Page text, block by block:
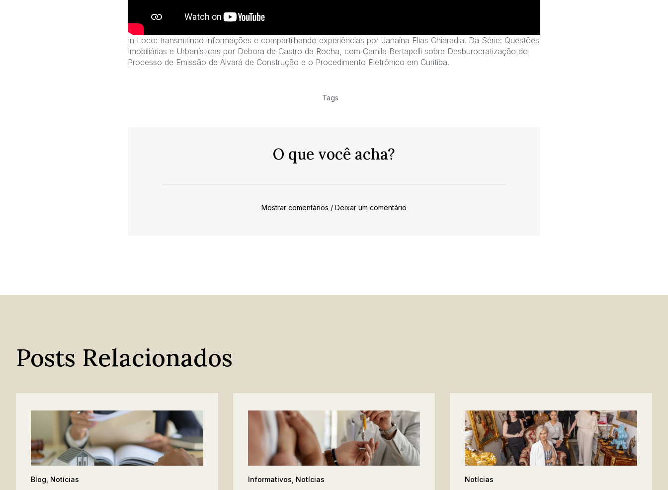
In Loco: transmitindo informações e compartilhando experiências por Janaína Elias Chiaradia. Da Série: Questões
Imobiliárias e Urbanísticas por Debora de Castro da Rocha, com Camila Bertapelli sobre Desburocratização do
Processo de Emissão de Alvará de Construção e o Procedimento Eletrônico em Curitiba.
Tags
O que você acha?
Mostrar comentários / Deixar um comentário
Posts Relacionados
Blog Notícias Informativos Notícias Notícias